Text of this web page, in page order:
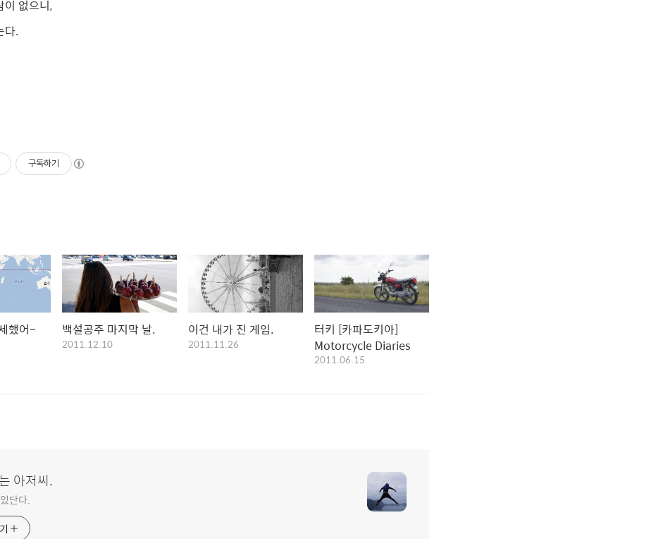
이 없으니,
다.
구독하기
했어~ 백설공주 마지막 날.
2011.12.10
이건 내가 진 게임.
2011.11.26
터키 [카파도키아]
Motorcycle Diaries
2011.06.15
아저씨.
단다.